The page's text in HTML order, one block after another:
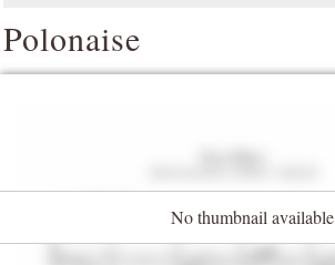
Polonaise
No thumbnail available